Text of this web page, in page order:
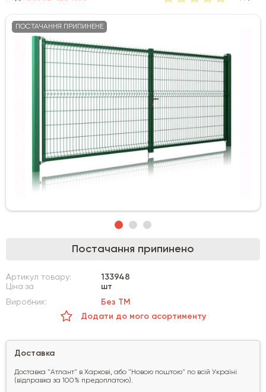
ПОСТАЧАННЯ ПРИПИНЕНЕ
Постачання припинено
Артикул товару:
133948
Ціна за
шт
Виробник:
Без ТМ
Додати до мого асортименту
Доставка
Доставка "Атлант" в Харкові, або "Новою поштою" по всій Україні
(відправка за 100% предоплатою).